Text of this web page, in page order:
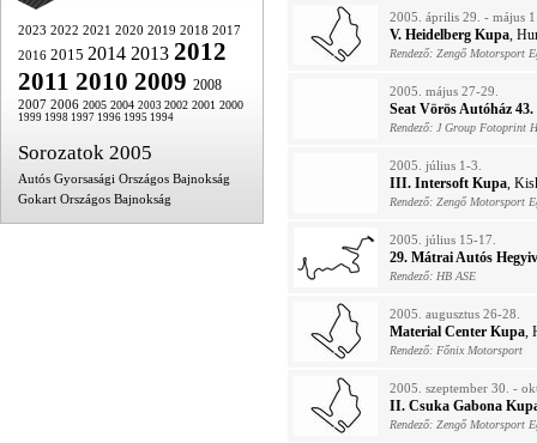
2023 2022 2021 2020 2019 2018 2017
2016 2015 2014 2013 2012
2011 2010 2009 2008
2007 2006 2005 2004 2003 2002 2001 2000
1999 1998 1997 1996 1995 1994
Sorozatok 2005
Autós Gyorsasági Országos Bajnokság
Gokart Országos Bajnokság
2005. április 29. - május
V. Heidelberg Kupa,
Rendező: Zengő Motorsport
2005. május 27-29.
Seat Vörös Autóház
Rendező: J Group Fotoprint
2005. július 1-3.
III. Intersoft Kupa,
Rendező: Zengő Motorsport
2005. július 15-17.
29. Mátrai Autós
Rendező: HB ASE
2005. augusztus 26-28.
Material Center Kupa,
Rendező: Főnix Motorsport
2005. szeptember 30. -
II. Csuka Gabona
Rendező: Zengő Motorsport